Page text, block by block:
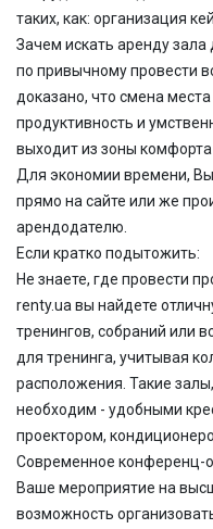
таких, как: организация
Зачем искать аренду зала
по привычному провести
доказано, что смена
продуктивность и
выходит из зоны
Для экономии времени,
прямо на сайте или же
арендодателю.
Если кратко подытожить:
Не знаете, где провести
renty.ua вы найдете
тренингов, собраний или
для тренинга, учитывая
расположения. Такие
необходим - удобными
проектором,
Современное конференц-
Ваше мероприятие на
возможность